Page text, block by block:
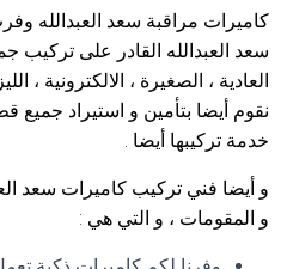
كاميرات مراقبة سعد العبدالله
سعد العبدالله القادر على تركيب
العادية ، الصغيرة ، الالكترونية ،
نقوم أيضا بتأمين و استيراد جميع
خدمة تركيبها أيضا .
و أيضا فني تركيب كاميرات سعد
و المقومات ، و التي هي :